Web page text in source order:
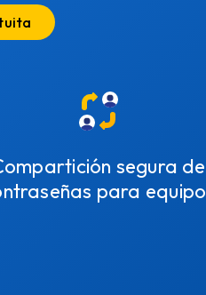
segura de
para